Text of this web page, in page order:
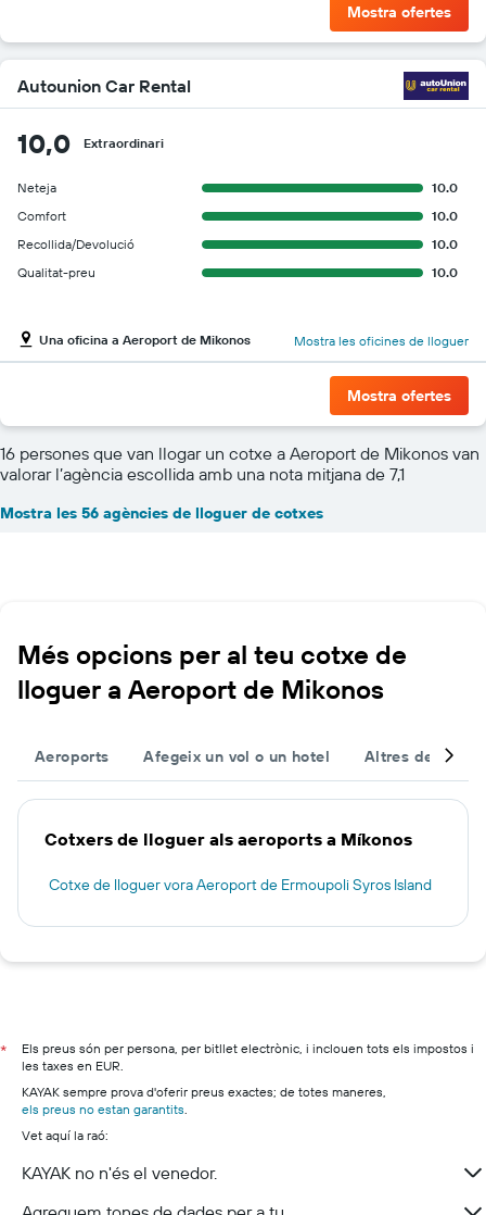
Mostra ofertes
Autounion Car Rental
10,0 Extraordinari
Neteja
10.0
Comfort
10.0
Recollida/Devolució
10.0
Qualitat-preu
10.0
Una oficina a Aeroport de Mikonos Mostra les oficines de lloguer
Mostra ofertes
16 persones que van llogar un cotxe a Aeroport de Mikonos van
valorar l’agència escollida amb una nota mitjana de 7,1
Mostra les 56 agències de lloguer de cotxes
Més opcions per al teu cotxe de
lloguer a Aeroport de Mikonos
Aeroports Afegeix un vol o un hotel Altres
Cotxers de lloguer als aeroports a Míkonos
Cotxe de lloguer vora Aeroport de Ermoupoli Syros Island
*
Els preus són per persona, per bitllet electrònic, i inclouen tots els impostos i
les taxes en EUR.
KAYAK sempre prova d'oferir preus exactes; de totes maneres,
els preus no estan garantits
Vet aquí la raó:
KAYAK no n'és el venedor.